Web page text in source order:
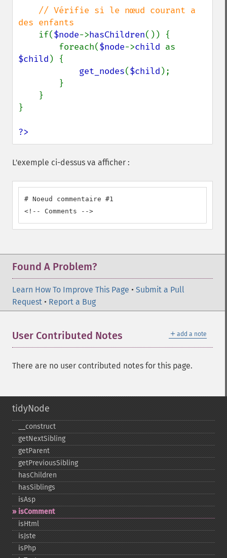
// Vérifie si le nœud courant a
des enfants
if($node->hasChildren()) {
        foreach(
$node->child
$child ) {
get_nodes($child );
}
?>
L'exemple ci-dessus va afficher :
# Noeud commentaire #1
<!-- Comments -->
Found A Problem?
Learn How To Improve This Page • Submit a Pull
Request • Report a Bug
＋ add a note
User Contributed Notes
There are no user contributed notes for this page.
tidyNode
_​_​construct
getNextSibling
getParent
getPreviousSibling
hasChildren
hasSiblings
isAsp
isComment
isHtml
isJste
isPhp